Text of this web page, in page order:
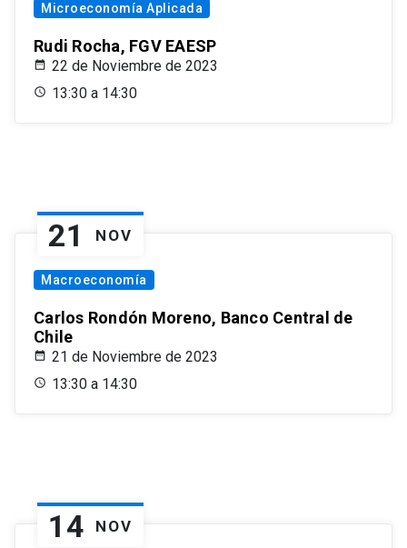
Microeconomía Aplicada
Rudi Rocha, FGV EAESP
22 de Noviembre de 2023
13:30 a 14:30
21 NOV
Macroeconomía
Carlos Rondón Moreno, Banco Central de
Chile
21 de Noviembre de 2023
13:30 a 14:30
14 NOV